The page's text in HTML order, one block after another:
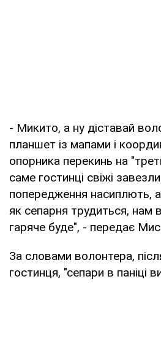
- Микито, а ну діставай
планшет із мапами і
опорника перекинь на
саме гостинці свіжі
попередження насиплють,
як сепарня трудиться, нам
гаряче буде", - передає
За словами волонтера,
гостинця, "сепари в паніці